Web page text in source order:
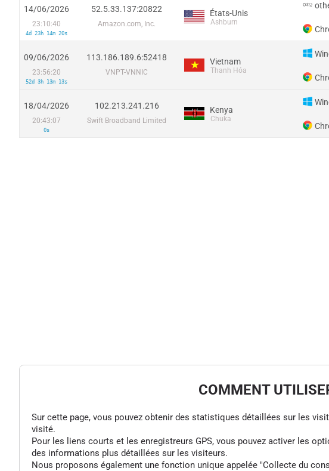
14/06/2026
23:10:40
4d 23h 14m 20s
52.5.33.137:20822
Amazon.com, Inc.
États-Unis
Ashburn
09/06/2026
23:56:20
52d 3h 13m 13s
113.186.189.6:52418
VNPT-VNNIC
Vietnam
Thanh Hóa
18/04/2026
20:43:07
0s
102.213.241.216
Swift Broadband Limited
Kenya
Chuka
COMMENT
Sur cette page, vous pouvez obtenir des statistiques détaillées sur les
visité.
Pour les liens courts et les enregistreurs GPS, vous pouvez activer les
des informations plus détaillées sur les visiteurs.
Nous proposons également une fonction unique appelée "Collecte du